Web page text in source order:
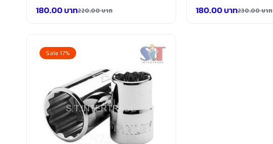
220.00บาท
180.00บาท 230.00บาท
180.00บาท
Sale 17%